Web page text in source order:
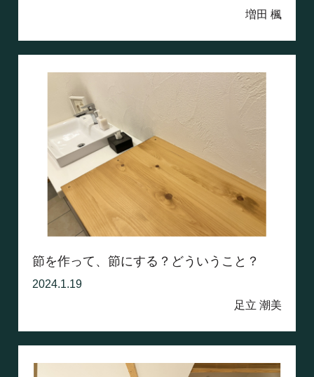
増田 楓
節を作って、節にする？どういうこと？
2024.1.19
足立 潮美